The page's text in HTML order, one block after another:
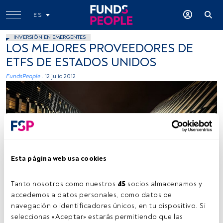
Esta página web usa cookies
Tanto nosotros como nuestros 45 socios almacenamos y
accedemos a datos personales, como datos de
navegación o identificadores únicos, en tu dispositivo. Si
seleccionas «Aceptar» estarás permitiendo que las
ES
INVERSIÓN EN EMERGENTES
LOS MEJORES PROVEEDORES DE
ETFS DE ESTADOS UNIDOS
FundsPeople . 12 julio 2012
Tiempo lectura: 1 min.